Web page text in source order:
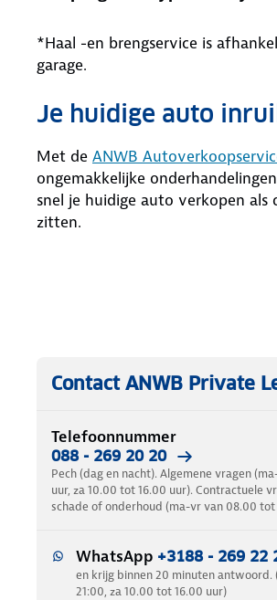
*Haal -en brengservice is
garage.
Je huidige auto
Met de ANWB
ongemakkelijke
snel je huidige auto verkopen
zitten.
Contact ANWB Private
Telefoonnummer
088 - 269 20 20
Pech (dag en nacht). Algemene vragen
uur, za 10.00 tot 16.00 uur). Contractuele
schade of onderhoud (ma-vr van 08.00 tot
WhatsApp +3188 - 269 22
en krijg binnen 20 minuten
21:00, za 10.00 tot 16.00 uur)